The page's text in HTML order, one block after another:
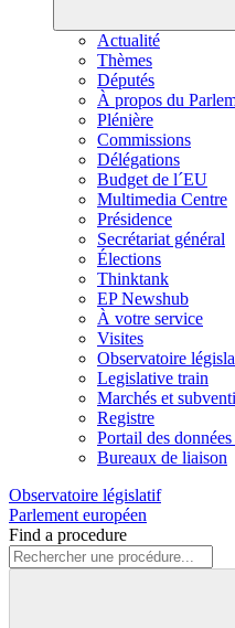
Actualité
Thèmes
Députés
À propos du
Plénière
Commissions
Délégations
Budget de l´EU
Multimedia Centre
Présidence
Secrétariat général
Élections
Thinktank
EP Newshub
À votre service
Visites
Observatoire
Legislative train
Marchés et
Registre
Portail des
Bureaux de liaison
Observatoire législatif
Parlement européen
Find a procedure